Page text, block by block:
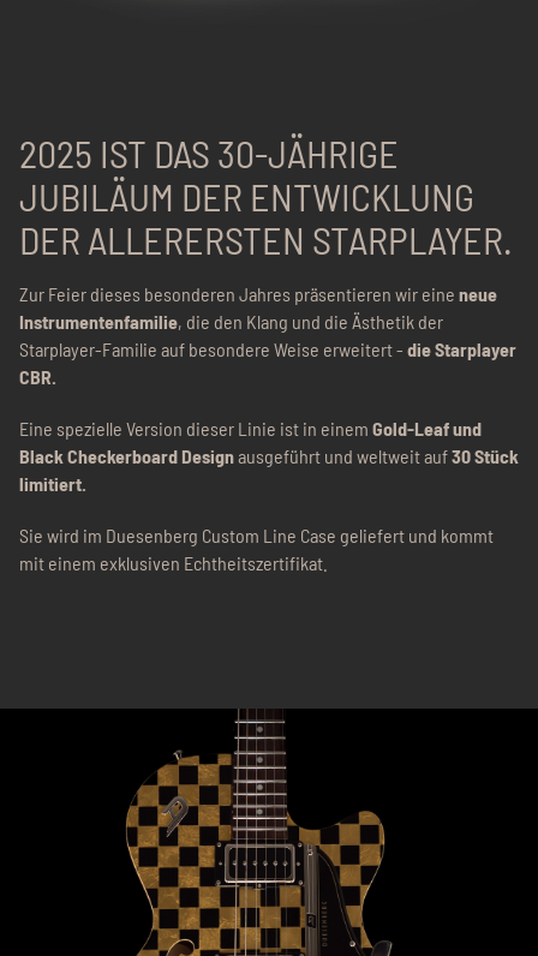
2025 IST DAS 30-JÄHRIGE
JUBILÄUM DER ENTWICKLUNG
DER ALLERERSTEN STARPLAYER.
Zur Feier dieses besonderen Jahres präsentieren wir eine neue
Instrumentenfamilie, die den Klang und die Ästhetik der
Starplayer-Familie auf besondere Weise erweitert - die Starplayer
CBR.
Eine spezielle Version dieser Linie ist in einem Gold-Leaf und
Black Checkerboard Designausgeführt und weltweit auf30 Stück
limitiert.
Sie wird im Duesenberg Custom Line Case geliefert und kommt
mit einem exklusiven Echtheitszertifikat.